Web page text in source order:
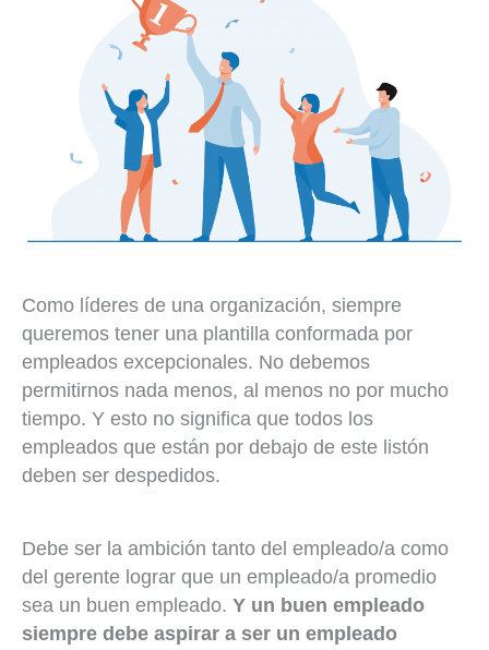
Como líderes de una organización, siempre
queremos tener una plantilla conformada por
empleados excepcionales. No debemos
permitirnos nada menos, al menos no por mucho
tiempo. Y esto no significa que todos los
empleados que están por debajo de este listón
deben ser despedidos.
Debe ser la ambición tanto del empleado/a como
del gerente lograr que un empleado/a promedio
sea un buen empleado. Y un buen empleado
siempre debe aspirar a ser un empleado